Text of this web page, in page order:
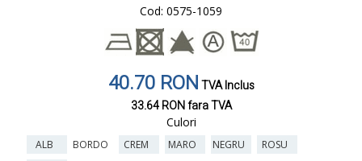
Cod: 0575-1059
40.70 RONTVA Inclus
33.64 RONfara TVA
Culori
ALB BORDO CREM MARO NEGRU
ROSU